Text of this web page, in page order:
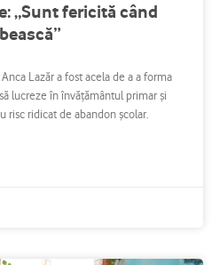
„Sunt fericită când
Lazăr a fost acela de a a forma
lucreze în învăţământul primar şi
risc ridicat de abandon şcolar.